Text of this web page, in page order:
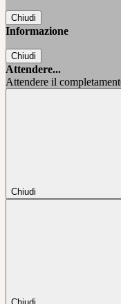
Chiudi
Informazione
Chiudi
Attendere...
Attendere il
Chiudi